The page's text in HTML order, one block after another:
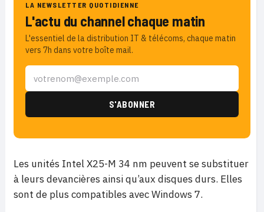
LA NEWSLETTER QUOTIDIENNE
L'actu du channel chaque matin
L'essentiel de la distribution IT & télécoms, chaque matin
vers 7h dans votre boîte mail.
Les unités Intel X25-M 34 nm peuvent se substituer
à leurs devancières ainsi qu’aux disques durs. Elles
sont de plus compatibles avec Windows 7.